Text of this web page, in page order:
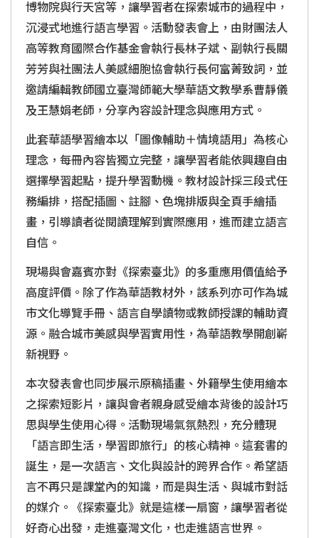
博物院與行天宮等，讓學習者在探索城市的過程中，
沉浸式地進行語言學習。活動發表會上，由財團法人
高等教育國際合作基金會執行長林子斌、副執行長關
芳芳與社團法人美感細胞協會執行長何富菁致詞，並
邀請編輯教師國立臺灣師範大學華語文教學系曹靜儀
及王慧娟老師，分享內容設計理念與應用方式。
此套華語學習繪本以「圖像輔助＋情境語用」為核心
理念，每冊內容皆獨立完整，讓學習者能依興趣自由
選擇學習起點，提升學習動機。教材設計採三段式任
務編排，搭配插圖、註腳、色塊排版與全頁手繪插
畫，引導讀者從閱讀理解到實際應用，進而建立語言
自信。
現場與會嘉賓亦對《探索臺北》的多重應用價值給予
高度評價。除了作為華語教材外，該系列亦可作為城
市文化導覽手冊、語言自學讀物或教師授課的輔助資
源。融合城市美感與學習實用性，為華語教學開創嶄
新視野。
本次發表會也同步展示原稿插畫、外籍學生使用繪本
之探索短影片，讓與會者親身感受繪本背後的設計巧
思與學生使用心得。活動現場氣氛熱烈，充分體現
「語言即生活，學習即旅行」的核心精神。這套書的
誕生，是一次語言、文化與設計的跨界合作。希望語
言不再只是課堂內的知識，而是與生活、與城市對話
的媒介。《探索臺北》就是這樣一扇窗，讓學習者從
好奇心出發，走進臺灣文化，也走進語言世界。